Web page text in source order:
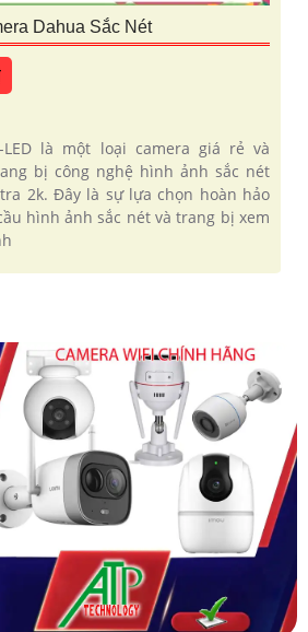
Dahua Sắc Nét
LED là một loại camera giá rẻ và
bị công nghệ hình ảnh sắc nét
2k. Đây là sự lựa chọn hoàn hảo
hình ảnh sắc nét và trang bị xem